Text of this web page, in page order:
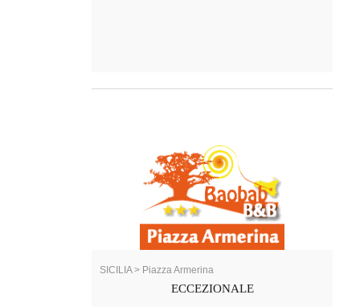
SICILIA > Piazza Armerina
ECCEZIONALE